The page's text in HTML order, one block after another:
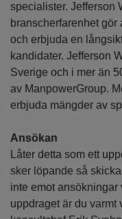
specialister. Jefferson
branscherfarenhet gör
och erbjuda en
kandidater. Jefferson
Sverige och i mer än
av ManpowerGroup.
erbjuda mängder av
Ansökan
Låter detta som ett
sker löpande så
inte emot ansökningar
uppdraget är du varmt